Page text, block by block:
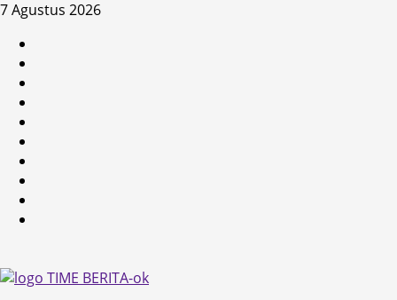
Skip
content
7 Agustus 2026